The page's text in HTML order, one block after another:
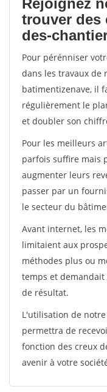
Rejoignez
trouver des
des-
Pour pérénniser
dans les travaux de
batimentizenave, il
régulièrement le
et doubler son
Pour les meilleurs
parfois suffire mais
augmenter leurs
passer par un
le secteur du
Avant internet, les
limitaient aux
méthodes plus ou
temps et
de résultat.
L'utilisation de
permettra de
fonction des creux
avenir à votre